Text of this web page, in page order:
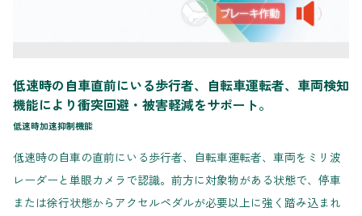
低速時の自車直前にいる歩行者、自転車運転者、車両検知
機能により衝突回避・被害軽減をサポート。
低速時加速抑制機能
低速時の自車の直前にいる歩行者、自転車運転者、車両をミリ波
レーダーと単眼カメラで認識。前方に対象物がある状態で、停車
または徐行状態からアクセルペダルが必要以上に強く踏み込まれ